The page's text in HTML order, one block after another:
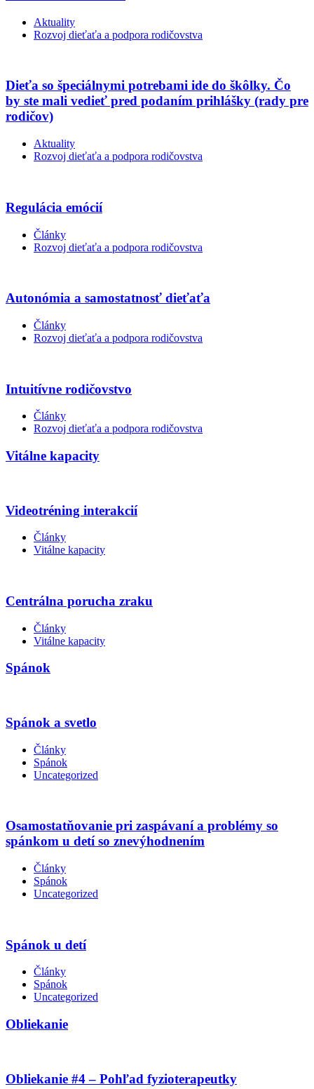
Aktuality
Rozvoj dieťaťa a podpora rodičovstva
Dieťa so špeciálnymi potrebami ide do škôlky. Čo
by ste mali vedieť pred podaním prihlášky (rady pre
rodičov)
Aktuality
Rozvoj dieťaťa a podpora rodičovstva
Regulácia emócií
Články
Rozvoj dieťaťa a podpora rodičovstva
Autonómia a samostatnosť dieťaťa
Články
Rozvoj dieťaťa a podpora rodičovstva
Intuitívne rodičovstvo
Články
Rozvoj dieťaťa a podpora rodičovstva
Vitálne kapacity
Videotréning interakcií
Články
Vitálne kapacity
Centrálna porucha zraku
Články
Vitálne kapacity
Spánok
Spánok a svetlo
Články
Spánok
Uncategorized
Osamostatňovanie pri zaspávaní a problémy so
spánkom u detí so znevýhodnením
Články
Spánok
Uncategorized
Spánok u detí
Články
Spánok
Uncategorized
Obliekanie
Obliekanie #4 – Pohľad fyzioterapeutky